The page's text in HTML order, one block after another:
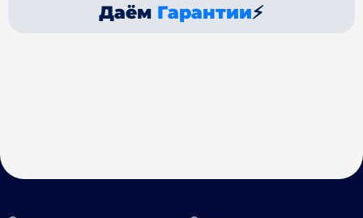
Даём Гарантии⚡